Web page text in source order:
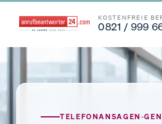
KOSTENFREIE
0821 / 999
TELEFONANSAGEN-